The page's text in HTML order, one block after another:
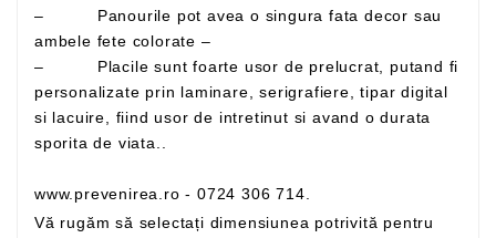
– Panourile pot avea o singura fata decor sau
ambele fete colorate –
– Placile sunt foarte usor de prelucrat, putand fi
personalizate prin laminare, serigrafiere, tipar digital
si lacuire, fiind usor de intretinut si avand o durata
sporita de viata..
www.prevenirea.ro - 0724 306 714.
Vă rugăm să selectați dimensiunea potrivită pentru